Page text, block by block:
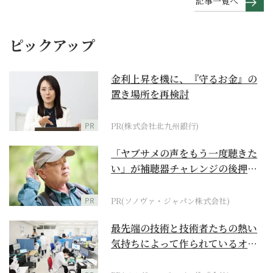
ピックアップ
PR
金利上昇を機に、『守るお金』の
置き場所を再検討
PR(株式会社北九州銀行)
PR
「ヤブサメの声をもう一度聴きた
い」が補聴器チャレンジの後押し
PR(ソノヴァ・ジャパン株式会社)
最先端の技術と技術者たちの熱い
気持ちによって作られているオー